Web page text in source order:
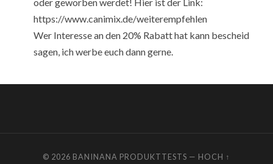
https://www.canimix.de/weiterempfehlen
Wer Interesse an den 20% Rabatt hat kann bescheid
sagen, ich werbe euch dann gerne.
© 2026 BANINANA PRODUKTTESTS — HOCH ↑